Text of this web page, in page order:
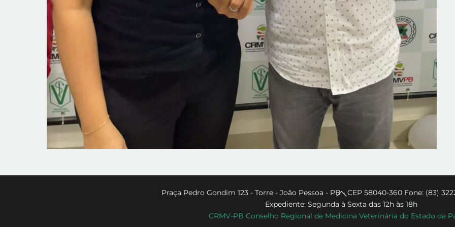
Back
To
Top
Praça Pedro Gondim 123 - Torre - João Pessoa - PB - CEP 58040-360 Fone: (83)
Expediente: Segunda à Sexta das 12h às 18h
CRMV-PB Conselho Regional de Medicina Veterinária do Estado da